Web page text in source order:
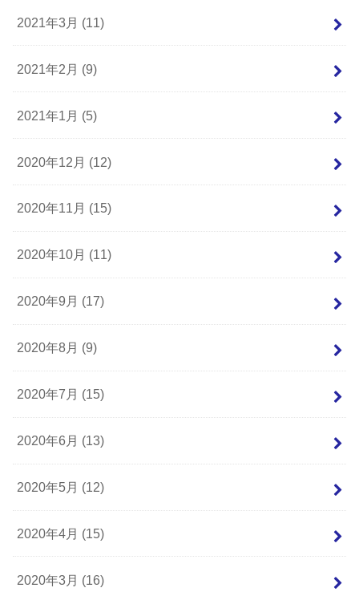
2021年3月 (11)
2021年2月 (9)
2021年1月 (5)
2020年12月 (12)
2020年11月 (15)
2020年10月 (11)
2020年9月 (17)
2020年8月 (9)
2020年7月 (15)
2020年6月 (13)
2020年5月 (12)
2020年4月 (15)
2020年3月 (16)